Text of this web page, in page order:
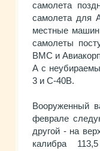
самолета
самолета для
местные
самолеты
ВМС и
А с
3 и С-40B.
Вооруженный
феврале
другой - на
калибра